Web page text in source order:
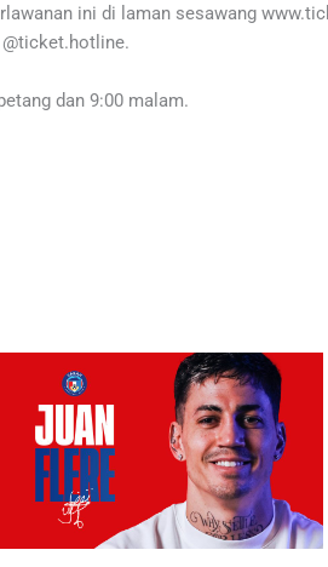
ini di laman sesawang
dan 9:00 malam.